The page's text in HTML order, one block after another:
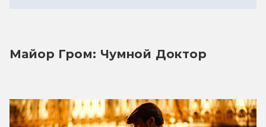
Майор Гром: Чумной Доктор